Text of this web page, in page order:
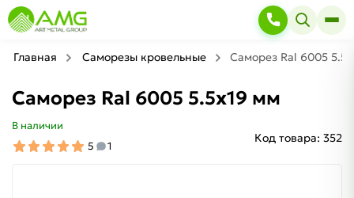
Главная Саморезы кровельные Саморез Ral 6005
Саморез Ral 6005 5.5х19 мм
В наличии
5
1
Код товара: 352